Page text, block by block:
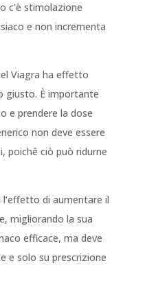
c’è stimolazione
e non incrementa
Viagra ha effetto
giusto. È importante
e prendere la dose
non deve essere
poichê ciò può ridurne
di aumentare il
migliorando la sua
efficace, ma deve
e solo su prescrizione